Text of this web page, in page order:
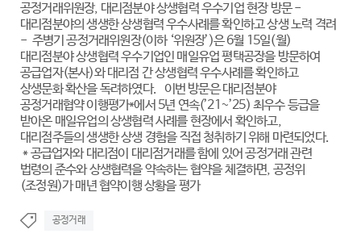
공정거래위원장, 대리점분야 상생협력 우수기업 현장 방문 -
대리점분야의 생생한 상생협력 우수사례를 확인하고 상생 노력 격려
- 주병기 공정거래위원장(이하 ‘위원장’)은 6월 15일(월)
대리점분야 상생협력 우수기업인 매일유업 평택공장을 방문하여
공급업자(본사)와 대리점 간 상생협력 우수사례를 확인하고
상생문화 확산을 독려하였다. 이번 방문은 대리점분야
공정거래협약 이행평가*에서 5년 연속(’21~’25) 최우수 등급을
받아온 매일유업의 상생협력 사례를 현장에서 확인하고,
대리점주들의 생생한 상생 경험을 직접 청취하기 위해 마련되었다.
* 공급업자와 대리점이 대리점거래를 함에 있어 공정거래 관련
법령의 준수와 상생협력을 약속하는 협약을 체결하면, 공정위
(조정원)가 매년 협약이행 상황을 평가
공정거래